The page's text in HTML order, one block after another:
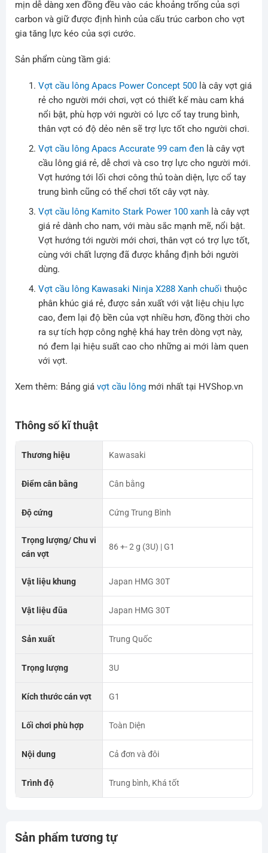
mịn dễ dàng xen đồng đều vào các khoảng trống của sợi
carbon và giữ được định hình của cấu trúc carbon cho vợt
gia tăng lực kéo của sợi cước.
Sản phẩm cùng tầm giá:
Vợt cầu lông Apacs Power Concept 500 là cây vợt giá
rẻ cho người mới chơi, vợt có thiết kế màu cam khá
nổi bật, phù hợp với người có lực cổ tay trung bình,
thân vợt có độ dẻo nên sẽ trợ lực tốt cho người chơi.
Vợt cầu lông Apacs Accurate 99 cam đen là cây vợt
cầu lông giá rẻ, dễ chơi và cso trợ lực cho người mới.
Vợt hướng tới lối chơi công thủ toàn diện, lực cổ tay
trung bình cũng có thể chơi tốt cây vợt này.
Vợt cầu lông Kamito Stark Power 100 xanh là cây vợt
giá rẻ dành cho nam, với màu sắc mạnh mẽ, nổi bật.
Vợt hướng tới người mới chơi, thân vợt có trợ lực tốt,
cùng với chất lượng đã được khẳng định bởi người
dùng.
Vợt cầu lông Kawasaki Ninja X288 Xanh chuối thuộc
phân khúc giá rẻ, được sản xuất với vật liệu chịu lực
cao, đem lại độ bền của vợt nhiều hơn, đồng thời cho
ra sự tích hợp công nghệ khá hay trên dòng vợt này,
nó đem lại hiệu suất cao cho những ai mới làm quen
với vợt.
Xem thêm: Bảng giá vợt cầu lôngmới nhất tại HVShop.vn
Thông số kĩ thuật
Thương hiệu Kawasaki
Điểm cân bằng Cân bằng
Độ cứng Cứng Trung Bình
Trọng lượng/ Chu vi
cán vợt
86 +- 2 g (3U) | G1
Vật liệu khung Japan HMG 30T
Vật liệu đũa Japan HMG 30T
Sản xuất Trung Quốc
Trọng lượng 3U
Kích thước cán vợt G1
Lối chơi phù hợp Toàn Diện
Nội dung Cả đơn và đôi
Trình độ Trung bình, Khá tốt
Sản phẩm tương tự